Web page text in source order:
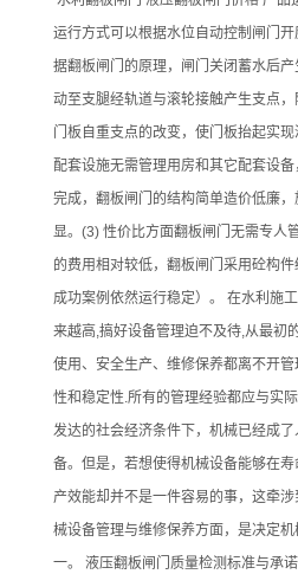
运行方式可以根据水位自动控制闸门
据翻板闸门的原理，闸门关闭蓄水后
动至支腿经轨道与滚轮接触产生支点
门板自重支点的改变，使门板抬起实
配套设施无需管理用房和其它配套设
完成，翻板闸门的结构简单造价低廉
显。(3) 性价比方面翻板闸门无需专人
的费用相对较低，翻板闸门采用砼构
成功案例依然运行稳定）。 在水利施
来越高,搞好设备管理迫不及待,从最初
使用、安全生产、维修保养都离不开
性和稳定性.所有的管理经验都应与实
发达的社会经济条件下，机械已经成
备。但是，若想使得机械设备能够在
产效能却并不是一件容易的事，这牵
械设备管理与维修保养方面，是决定
一。 液压翻板闸门质量检测标准与承